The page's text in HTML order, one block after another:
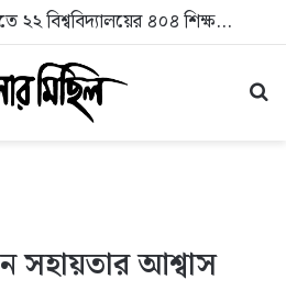
‘শেখ হাসিনাকে ফেরাতে ২২ বিশ্ববিদ্যালয়ের ৪০৪ শিক্ষকের গোপন তৎপরতা’ শীর্ষক সংবাদের প্রতিবাদ
সহায়তার আশ্বাস